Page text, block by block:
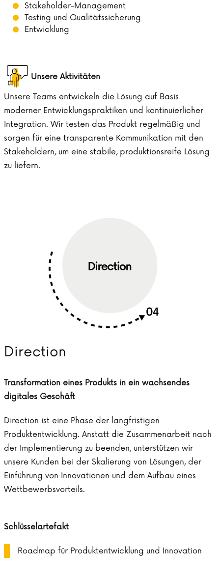
Stakeholder-Management
Testing und Qualitätssicherung
Entwicklung
Unsere Aktivitäten
Unsere Teams entwickeln die Lösung auf Basis
moderner Entwicklungspraktiken und kontinuierlicher
Integration. Wir testen das Produkt regelmäßig und
sorgen für eine transparente Kommunikation mit den
Stakeholdern, um eine stabile, produktionsreife Lösung
zu liefern.
Direction
Transformation eines Produkts in ein wachsendes
digitales Geschäft
Direction ist eine Phase der langfristigen
Produktentwicklung. Anstatt die Zusammenarbeit nach
der Implementierung zu beenden, unterstützen wir
unsere Kunden bei der Skalierung von Lösungen, der
Einführung von Innovationen und dem Aufbau eines
Wettbewerbsvorteils.
Schlüsselartefakt
Roadmap für Produktentwicklung und Innovation